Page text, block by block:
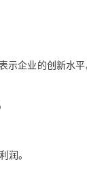
示企业的创新水
润。